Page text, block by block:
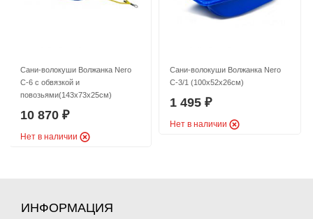
Сани-волокуши Волжанка Nero
C-6 с обвязкой и
повозьями(143х73х25см)
10 870 ₽
Нет в наличии
Сани-волокуши Волжанка Nero
C-3/1 (100х52х26см)
1 495 ₽
Нет в наличии
ИНФОРМАЦИЯ